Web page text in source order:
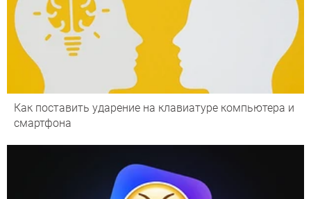
Как поставить ударение на клавиатуре компьютера и
смартфона